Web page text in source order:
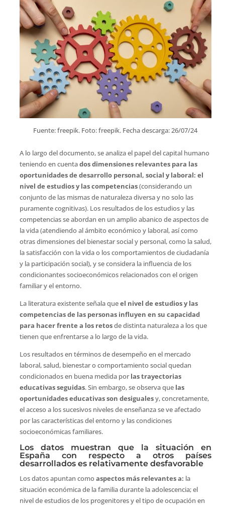
Fuente: freepik. Foto: freepik. Fecha descarga: 26/07/24
A lo largo del documento, se analiza el papel del capital humano
teniendo en cuentados dimensiones relevantes para las
oportunidades de desarrollo personal, social y laboral: el
nivel de estudios y las competencias(considerando un
conjunto de las mismas de naturaleza diversa y no solo las
puramente cognitivas). Los resultados de los estudios y las
competencias se abordan en un amplio abanico de aspectos de
la vida (atendiendo al ámbito económico y laboral, así como
otras dimensiones del bienestar social y personal, como la salud,
la satisfacción con la vida o los comportamientos de ciudadanía
y la participación social), y se considera la influencia de los
condicionantes socioeconómicos relacionados con el origen
familiar y el entorno.
La literatura existente señala queel nivel de estudios y las
competencias de las personas influyen en su capacidad
para hacer frente a los retosde distinta naturaleza a los que
tienen que enfrentarse a lo largo de la vida.
Los resultados en términos de desempeño en el mercado
laboral, salud, bienestar o comportamiento social quedan
condicionados en buena medida porlas trayectorias
educativas seguidas. Sin embargo, se observa que las
oportunidades educativas son desigualesy, concretamente,
el acceso a los sucesivos niveles de enseñanza se ve afectado
por las características del entorno y las condiciones
socioeconómicas familiares.
Los datos muestran que la situación en
España con respecto a otros países
desarrollados es relativamente desfavorable
Los datos apuntan comoaspectos más relevantes a: la
situación económica de la familia durante la adolescencia; el
nivel de estudios de los progenitores y el tipo de ocupación en